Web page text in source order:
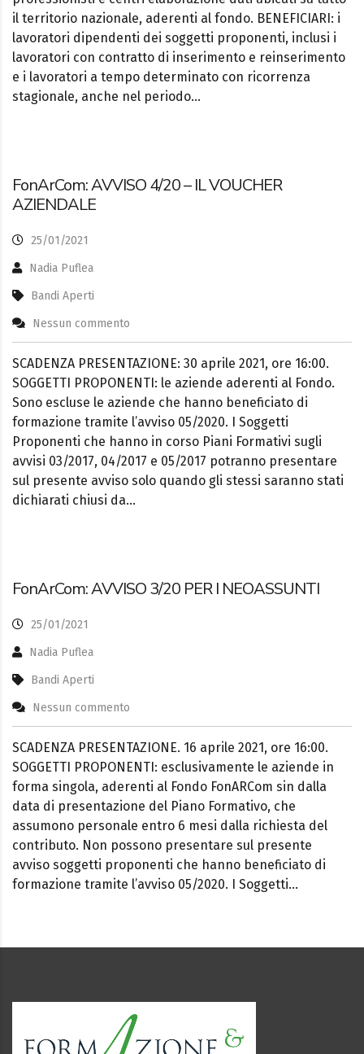
il territorio nazionale, aderenti al fondo. BENEFICIARI: i
lavoratori dipendenti dei soggetti proponenti, inclusi i
lavoratori con contratto di inserimento e reinserimento
e i lavoratori a tempo determinato con ricorrenza
stagionale, anche nel periodo…
FonArCom: AVVISO 4/20 – IL VOUCHER
AZIENDALE
25/01/2021
Nadia Puflea
Bandi Aperti
Nessun commento
SCADENZA PRESENTAZIONE: 30 aprile 2021, ore 16:00.
SOGGETTI PROPONENTI: le aziende aderenti al Fondo.
Sono escluse le aziende che hanno beneficiato di
formazione tramite l’avviso 05/2020. I Soggetti
Proponenti che hanno in corso Piani Formativi sugli
avvisi 03/2017, 04/2017 e 05/2017 potranno presentare
sul presente avviso solo quando gli stessi saranno stati
dichiarati chiusi da…
FonArCom: AVVISO 3/20 PER I NEOASSUNTI
25/01/2021
Nadia Puflea
Bandi Aperti
Nessun commento
SCADENZA PRESENTAZIONE. 16 aprile 2021, ore 16:00.
SOGGETTI PROPONENTI: esclusivamente le aziende in
forma singola, aderenti al Fondo FonARCom sin dalla
data di presentazione del Piano Formativo, che
assumono personale entro 6 mesi dalla richiesta del
contributo. Non possono presentare sul presente
avviso soggetti proponenti che hanno beneficiato di
formazione tramite l’avviso 05/2020. I Soggetti…